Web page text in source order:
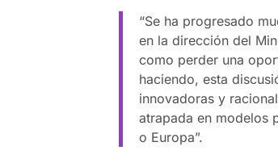
“Se ha progresado
en la dirección del
como perder una
haciendo, esta
innovadoras y
atrapada en modelos
o Europa”.